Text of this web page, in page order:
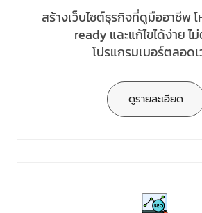
สร้างเว็บไซต์ธุรกิจที่ดูมืออาชีพ
ready และแก้ไขได้ง่าย ไ
โปรแกรมเมอร์ตลอดเ
ดูรายละเอียด